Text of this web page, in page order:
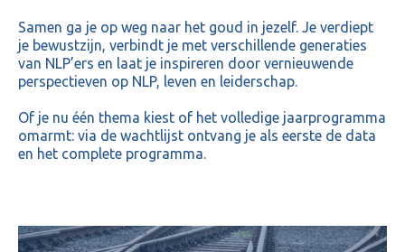
Samen ga je op weg naar het goud in jezelf. Je verdiept
je bewustzijn, verbindt je met verschillende generaties
van NLP’ers en laat je inspireren door vernieuwende
perspectieven op NLP, leven en leiderschap.
Of je nu één thema kiest of het volledige jaarprogramma
omarmt: via de wachtlijst ontvang je als eerste de data
en het complete programma.